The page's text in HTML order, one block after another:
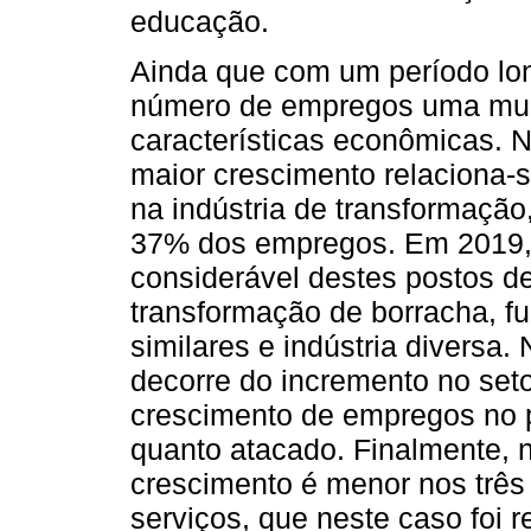
educação.
Ainda que com um período
número de empregos uma
características econômicas.
maior crescimento
na indústria de
37% dos empregos. Em
considerável destes postos
transformação de borracha,
similares e indústria diversa.
decorre do incremento no
crescimento de empregos
quanto atacado. Finalmente,
crescimento é menor nos
serviços, que neste caso foi